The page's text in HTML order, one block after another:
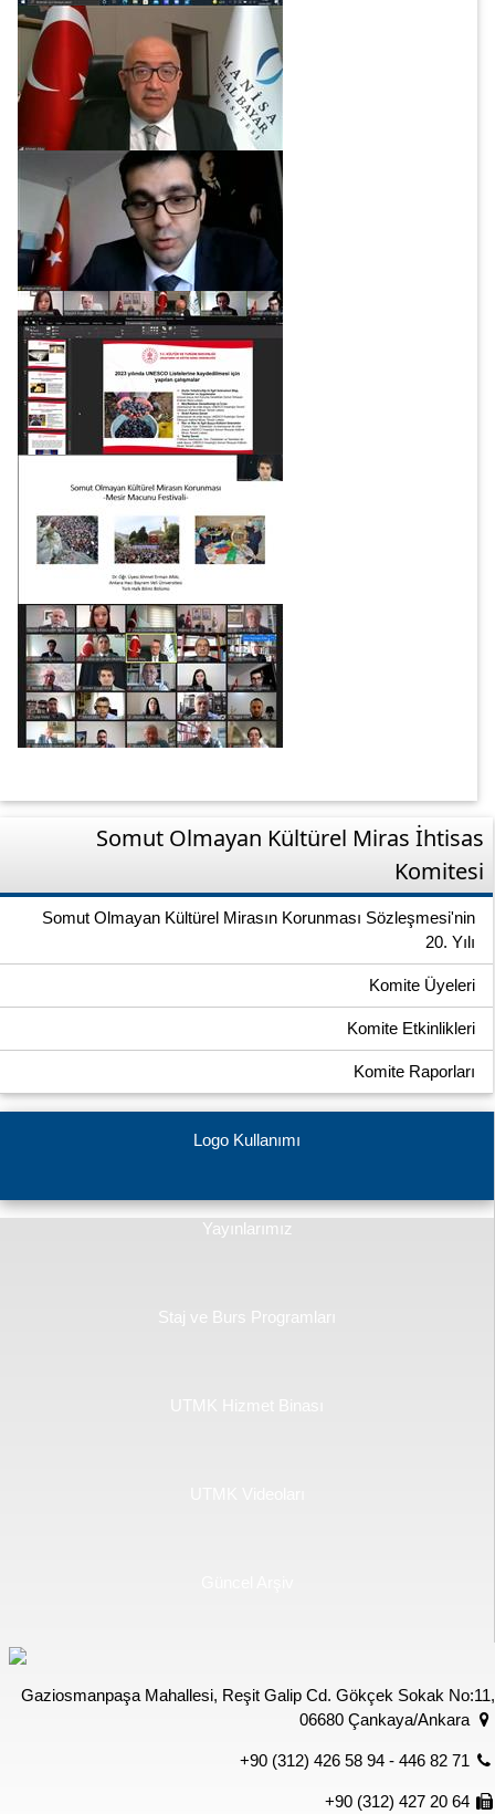
Somut Olmayan Kültürel Miras İhtisas
Komitesi
Somut Olmayan Kültürel Mirasın Korunması Sözleşmesi'nin
20. Yılı
Komite Üyeleri
Komite Etkinlikleri
Komite Raporları
Logo Kullanımı
Yayınlarımız
Staj ve Burs Programları
Gaziosmanpaşa Mahallesi, Reşit Galip Cd. Gökçek Sokak No:11,
06680 Çankaya/Ankara
+90 (312) 426 58 94 - 446 82 71
+90 (312) 427 20 64